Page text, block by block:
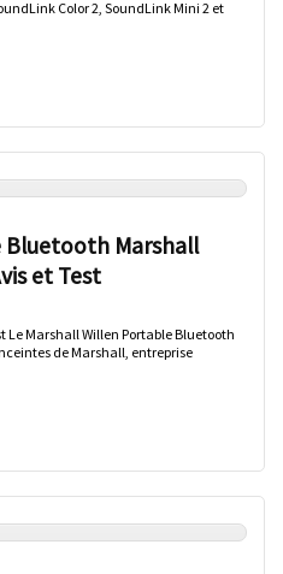
Color 2, SoundLink Mini 2 et
Bluetooth Marshall
et Test
Le Marshall Willen Portable Bluetooth
de Marshall, entreprise